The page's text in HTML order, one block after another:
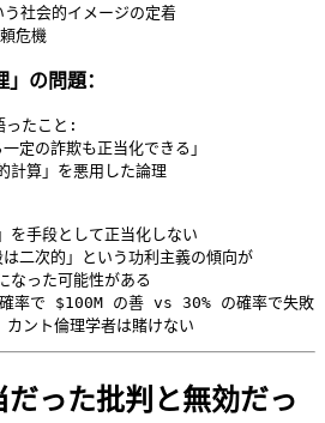
社会的イメージの定着
の問題：
ったこと:
定の詐欺も正当化できる」
算」を悪用した論理
手段として正当化しない
二次的」という功利主義の傾向が
った可能性がある
率で $100M の善 vs 30% の確率で失敗
った批判と無効だっ